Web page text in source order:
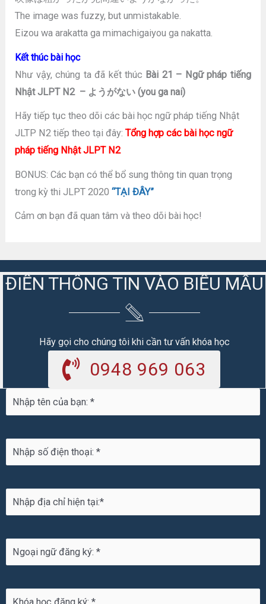
The image was fuzzy, but unmistakable.
Eizou wa arakatta ga mimachigaiyou ga nakatta.
Kết thúc bài học
Như vậy, chúng ta đã kết thúc Bài 21 – Ngữ pháp tiếng
Nhật JLPT N2 – ようがない (you ga nai)
Hãy tiếp tục theo dõi các bài học ngữ pháp tiếng Nhật
JLTP N2 tiếp theo tại đây:Tổng hợp các bài học ngữ
pháp tiếng Nhật JLPT N2
BONUS: Các bạn có thể bổ sung thông tin quan trọng
trong kỳ thi JLPT 2020“TẠI ĐÂY”
Cảm ơn bạn đã quan tâm và theo dõi bài học!
ĐIỀN THÔNG TIN VÀO BIỂU MẪU
Hãy gọi cho chúng tôi khi cần tư vấn khóa học
0948 969 063